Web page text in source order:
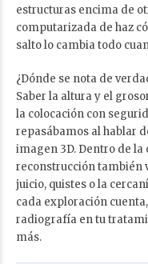
estructuras encima de
computarizada de haz
salto lo cambia todo
¿Dónde se nota de
Saber la altura y el
la colocación con
repasábamos al hablar
imagen 3D. Dentro de
reconstrucción también
juicio, quistes o la
cada exploración
radiografía en tu
más.